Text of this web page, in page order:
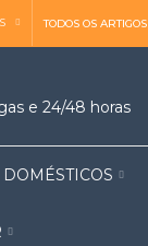
TODOS OS
e 24/48 horas